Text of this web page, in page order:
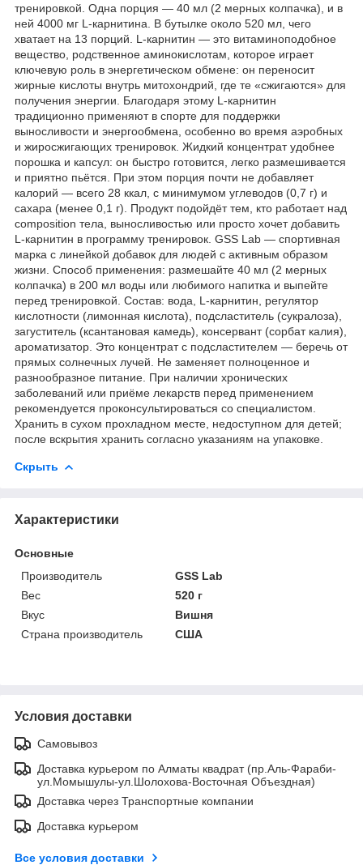
тренировкой. Одна порция — 40 мл (2 мерных колпачка), и в
ней 4000 мг L-карнитина. В бутылке около 520 мл, чего
хватает на 13 порций. L-карнитин — это витаминоподобное
вещество, родственное аминокислотам, которое играет
ключевую роль в энергетическом обмене: он переносит
жирные кислоты внутрь митохондрий, где те «сжигаются» для
получения энергии. Благодаря этому L-карнитин
традиционно применяют в спорте для поддержки
выносливости и энергообмена, особенно во время аэробных
и жиросжигающих тренировок. Жидкий концентрат удобнее
порошка и капсул: он быстро готовится, легко размешивается
и приятно пьётся. При этом порция почти не добавляет
калорий — всего 28 ккал, с минимумом углеводов (0,7 г) и
сахара (менее 0,1 г). Продукт подойдёт тем, кто работает над
composition тела, выносливостью или просто хочет добавить
L-карнитин в программу тренировок. GSS Lab — спортивная
марка с линейкой добавок для людей с активным образом
жизни. Способ применения: размешайте 40 мл (2 мерных
колпачка) в 200 мл воды или любимого напитка и выпейте
перед тренировкой. Состав: вода, L-карнитин, регулятор
кислотности (лимонная кислота), подсластитель (сукралоза),
загуститель (ксантановая камедь), консервант (сорбат калия),
ароматизатор. Это концентрат с подсластителем — беречь от
прямых солнечных лучей. Не заменяет полноценное и
разнообразное питание. При наличии хронических
заболеваний или приёме лекарств перед применением
рекомендуется проконсультироваться со специалистом.
Хранить в сухом прохладном месте, недоступном для детей;
после вскрытия хранить согласно указаниям на упаковке.
Скрыть
Характеристики
Основные
Производитель
GSS Lab
Вес
520 г
Вкус
Вишня
Страна производитель
США
Условия доставки
Самовывоз
Доставка курьером по Алматы квадрат (пр.Аль-Фараби-
ул.Момышулы-ул.Шолохова-Восточная Объездная)
Доставка через Транспортные компании
Доставка курьером
Все условия доставки